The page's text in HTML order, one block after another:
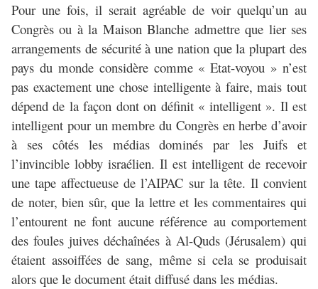
Pour une fois, il serait agréable de voir quelqu’un au
Congrès ou à la Maison Blanche admettre que lier ses
arrangements de sécurité à une nation que la plupart des
pays du monde considère comme « Etat-voyou » n’est
pas exactement une chose intelligente à faire, mais tout
dépend de la façon dont on définit « intelligent ». Il est
intelligent pour un membre du Congrès en herbe d’avoir
à ses côtés les médias dominés par les Juifs et
l’invincible lobby israélien. Il est intelligent de recevoir
une tape affectueuse de l’AIPAC sur la tête. Il convient
de noter, bien sûr, que la lettre et les commentaires qui
l’entourent ne font aucune référence au comportement
des foules juives déchaînées à Al-Quds (Jérusalem) qui
étaient assoiffées de sang, même si cela se produisait
alors que le document était diffusé dans les médias.